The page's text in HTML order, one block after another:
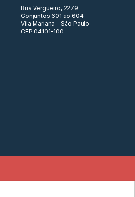
Rua Vergueiro, 2279
Conjuntos 601 ao 604
Vila Mariana - São Paulo
CEP 04101-100